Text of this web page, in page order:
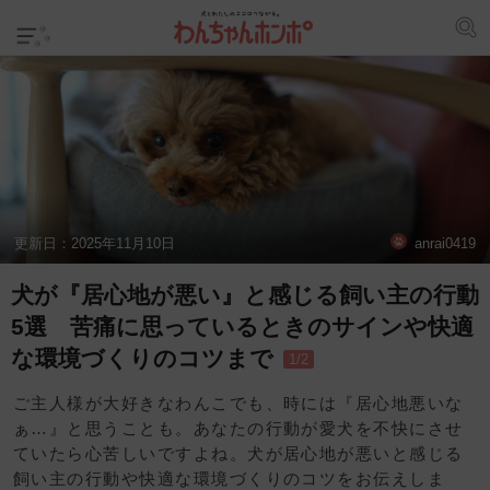
更新日： 2025年11月10日 anrai0419
犬が『居心地が悪い』と感じる飼い主の行動
5選 苦痛に思っているときのサインや快適
な環境づくりのコツまで
1/2
ご主人様が大好きなわんこでも、時には『居心地悪いな
ぁ…』と思うことも。あなたの行動が愛犬を不快にさせ
ていたら心苦しいですよね。犬が居心地が悪いと感じる
飼い主の行動や快適な環境づくりのコツをお伝えしま